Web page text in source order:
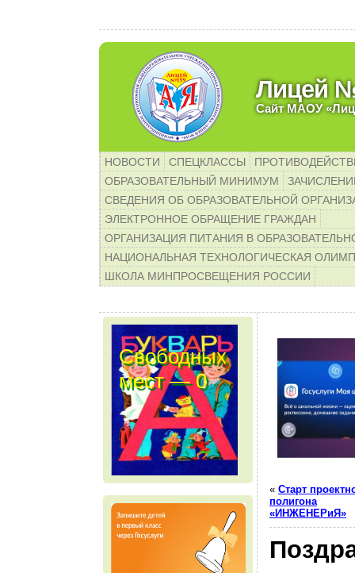
Лицей
Сайт МАОУ
НОВОСТИ СПЕЦКЛАССЫ
ОБРАЗОВАТЕЛЬНЫЙ МИНИМУМ
СВЕДЕНИЯ ОБ ОБРАЗОВАТЕЛЬНОЙ
ЭЛЕКТРОННОЕ ОБРАЩЕНИЕ ГРАЖДАН
ОРГАНИЗАЦИЯ ПИТАНИЯ В
НАЦИОНАЛЬНАЯ ТЕХНОЛОГИЧЕСКАЯ
ШКОЛА МИНПРОСВЕЩЕНИЯ РОССИИ
Свободных
мест — 0
« Старт
полигона
«ИНЖЕНЕРиЯ»